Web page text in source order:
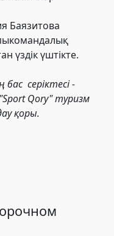
Баязитова
үздік үштікте.
серіктесі -
Qory" туризм
қоры.